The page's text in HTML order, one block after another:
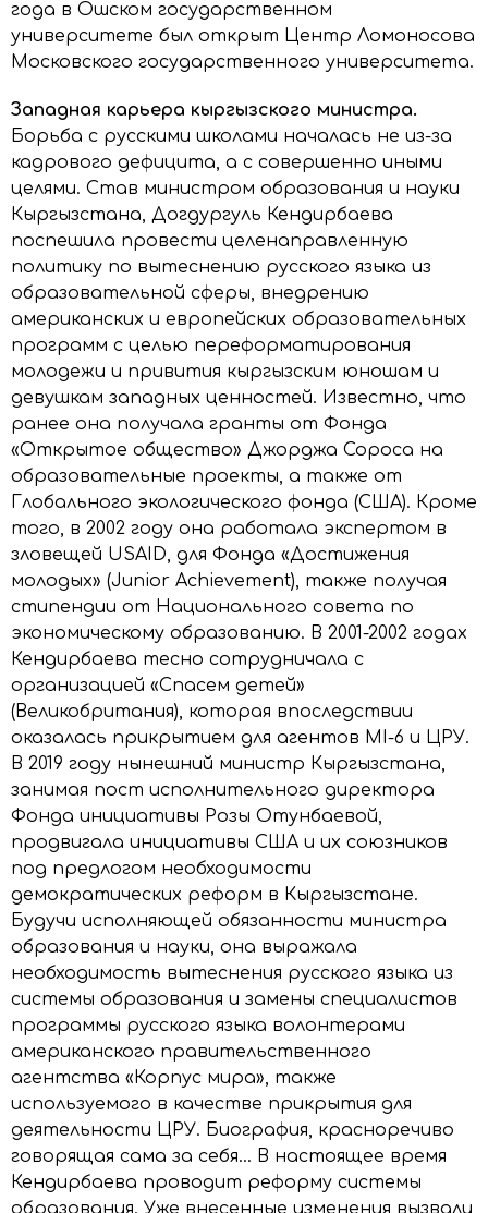
года в Ошском государственном
университете был открыт Центр Ломоносова
Московского государственного университета.
Западная карьера кыргызского министра.
Борьба с русскими школами началась не из-за
кадрового дефицита, а с совершенно иными
целями. Став министром образования и науки
Кыргызстана, Догдургуль Кендирбаева
поспешила провести целенаправленную
политику по вытеснению русского языка из
образовательной сферы, внедрению
американских и европейских образовательных
программ с целью переформатирования
молодежи и привития кыргызским юношам и
девушкам западных ценностей. Известно, что
ранее она получала гранты от Фонда
«Открытое общество» Джорджа Сороса на
образовательные проекты, а также от
Глобального экологического фонда (США). Кроме
того, в 2002 году она работала экспертом в
зловещей USAID, для Фонда «Достижения
молодых» (Junior Achievement), также получая
стипендии от Национального совета по
экономическому образованию. В 2001-2002 годах
Кендирбаева тесно сотрудничала с
организацией «Спасем детей»
(Великобритания), которая впоследствии
оказалась прикрытием для агентов MI-6 и ЦРУ.
В 2019 году нынешний министр Кыргызстана,
занимая пост исполнительного директора
Фонда инициативы Розы Отунбаевой,
продвигала инициативы США и их союзников
под предлогом необходимости
демократических реформ в Кыргызстане.
Будучи исполняющей обязанности министра
образования и науки, она выражала
необходимость вытеснения русского языка из
системы образования и замены специалистов
программы русского языка волонтерами
американского правительственного
агентства «Корпус мира», также
используемого в качестве прикрытия для
деятельности ЦРУ. Биография, красноречиво
говорящая сама за себя… В настоящее время
Кендирбаева проводит реформу системы
образования. Уже внесенные изменения вызвали